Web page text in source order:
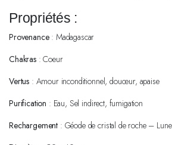
Propriétés :
Provenance: Madagascar
Chakras: Coeur
Vertus : Amour inconditionnel, douceur, apaise
Purification : Eau, Sel indirect, fumigation
Rechargement : Géode de cristal de roche – Lune